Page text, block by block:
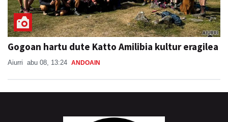
Gogoan hartu dute Katto Amilibia kultur eragilea
Aiurri abu 08, 13:24 ANDOAIN